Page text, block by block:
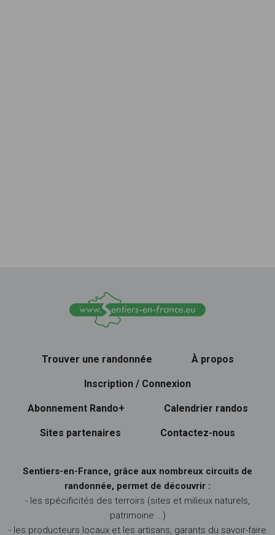
Trouver une randonnée À propos
Inscription / Connexion
Abonnement Rando+ Calendrier randos
Sites partenaires Contactez-nous
Sentiers-en-France, grâce aux nombreux circuits de
randonnée, permet de découvrir :
- les spécificités des terroirs (sites et milieux naturels,
patrimoine …)
- les producteurs locaux et les artisans, garants du savoir-faire